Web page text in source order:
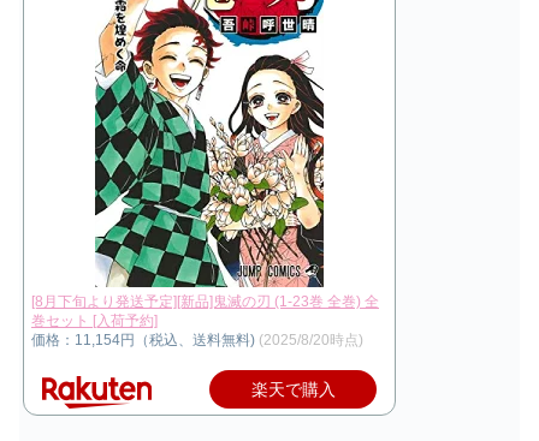
[8月下旬より発送予定][新品]鬼滅の刃 (1-23巻 全巻) 全
巻セット [入荷予約]
価格：11,154円（税込、送料無料) (2025/8/20時点)
楽天で購入